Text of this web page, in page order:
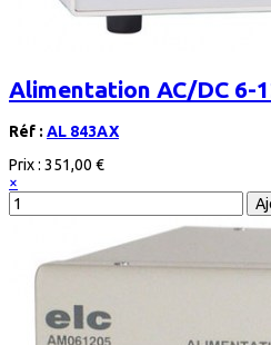
Alimentation AC/DC 6-
Réf : AL 843AX
Prix : 351,00 €
×